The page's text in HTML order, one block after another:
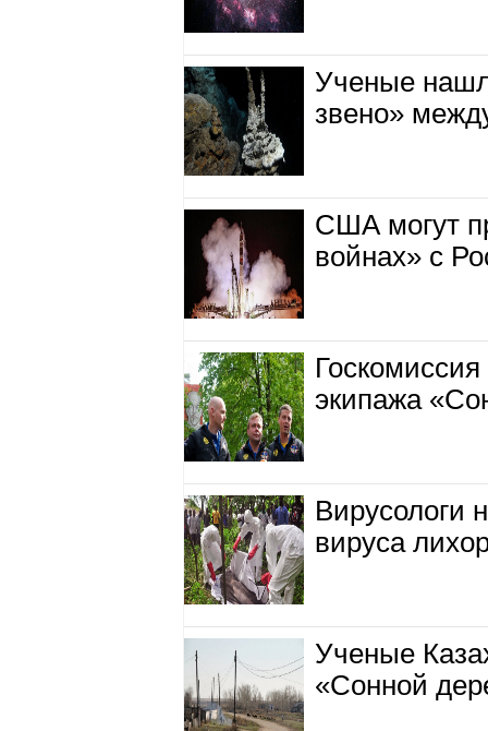
Ученые
звено»
США могут
войнах» с
экипажа
Вирусологи
вируса
Ученые
«Сонной